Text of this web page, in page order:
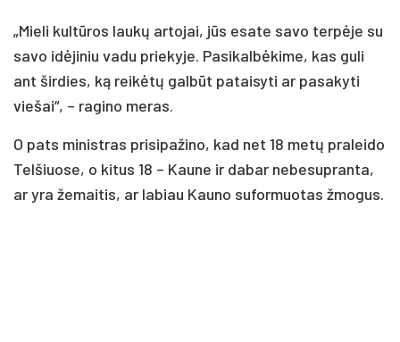
„Mieli kultūros laukų artojai, jūs esate savo terpėje su
savo idėjiniu vadu priekyje. Pasikalbėkime, kas guli
ant širdies, ką reikėtų galbūt pataisyti ar pasakyti
viešai“, – ragino meras.
O pats ministras prisipažino, kad net 18 metų praleido
Telšiuose, o kitus 18 – Kaune ir dabar nebesupranta,
ar yra žemaitis, ar labiau Kauno suformuotas žmogus.